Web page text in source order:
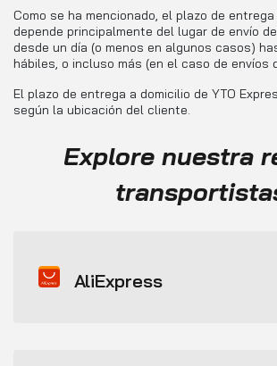
Como se ha mencionado, el plazo de entrega
depende principalmente del lugar de envío
desde un día (o menos en algunos casos)
hábiles, o incluso más (en el caso de envíos
El plazo de entrega a domicilio de YTO
según la ubicación del cliente.
Explore nuestra
AliExpress